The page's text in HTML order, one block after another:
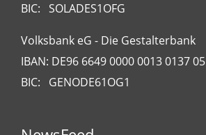
BIC: SOLADES1OFG
Volksbank eG - Die Gestalterbank
IBAN: DE96 6649 0000 0013 0137 05
BIC: GENODE61OG1